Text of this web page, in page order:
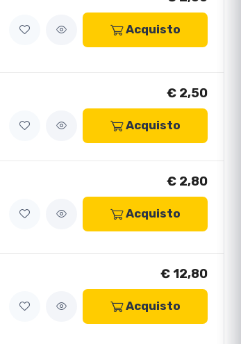
Acquisto
€ 2,50
Acquisto
€ 2,80
Acquisto
€ 12,80
Acquisto